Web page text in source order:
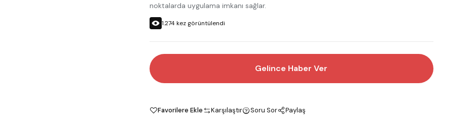
noktalarda uygulama imkanı sağlar.
1.274kez görüntülendi
Gelince Haber Ver
Favorilere Ekle Karşılaştır Soru Sor Paylaş